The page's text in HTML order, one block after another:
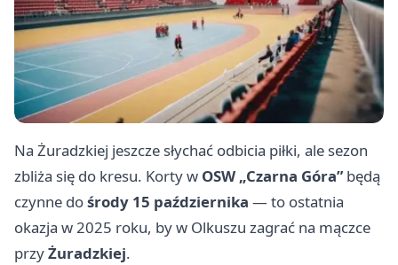
Na Żuradzkiej jeszcze słychać odbicia piłki, ale sezon
zbliża się do kresu. Korty w OSW „Czarna Góra”będą
czynne dośrody 15 października — to ostatnia
okazja w 2025 roku, by w Olkuszu zagrać na mączce
przyŻuradzkiej.